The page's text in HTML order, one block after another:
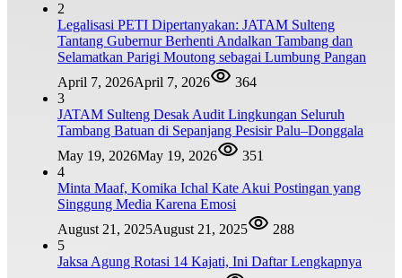
2
Legalisasi PETI Dipertanyakan: JATAM Sulteng
Tantang Gubernur Berhenti Andalkan Tambang dan
Selamatkan Parigi Moutong sebagai Lumbung Pangan
April 7, 2026April 7, 2026
364
3
JATAM Sulteng Desak Audit Lingkungan Seluruh
Tambang Batuan di Sepanjang Pesisir Palu–Donggala
May 19, 2026May 19, 2026
351
4
Minta Maaf, Komika Ichal Kate Akui Postingan yang
Singgung Media Karena Emosi
August 21, 2025August 21, 2025
288
5
Jaksa Agung Rotasi 14 Kajati, Ini Daftar Lengkapnya